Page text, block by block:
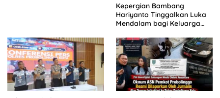
Kepergian Bambang
Hariyanto Tinggalkan Luka
Mendalam bagi Keluarga